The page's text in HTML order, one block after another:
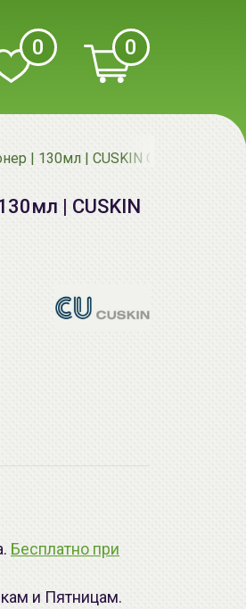
0 0
| 130мл | CUSKIN CU: Vitamin U
| CUSKIN
Бесплатно при
и Пятницам.